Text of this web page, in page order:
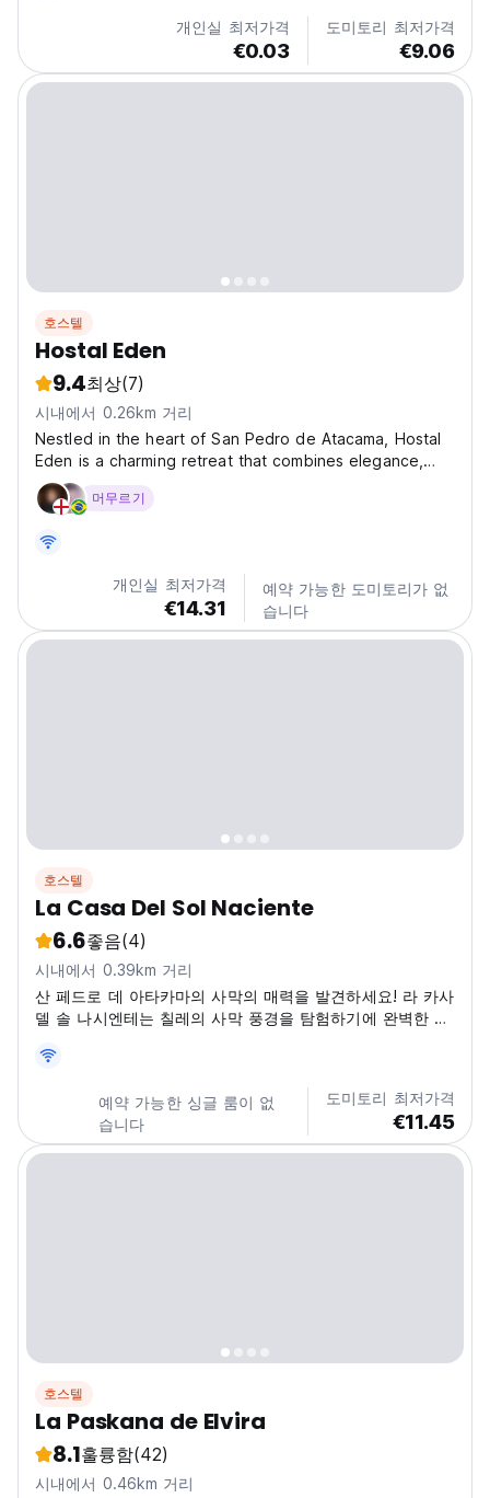
개인실 최저가격
€0.03
도미토리 최저가격
€9.06
호스텔
Hostal Eden
9.4최상(7)
시내에서 0.26km 거리
Nestled in the heart of San Pedro de Atacama, Hostal
Eden is a charming retreat that combines elegance,
comfort, and a welcoming atmosphere. Guests can
relax in the peaceful garden, soak up the sun on the
outdoor...
머무르기
개인실 최저가격
€14.31
예약 가능한 도미토리가 없
습니다
호스텔
La Casa Del Sol Naciente
6.6좋음(4)
시내에서 0.39km 거리
산 페드로 데 아타카마의 사막의 매력을 발견하세요! 라 카사
델 솔 나시엔테는 칠레의 사막 풍경을 탐험하기에 완벽한 편
language)
예약 가능한 싱글 룸이 없
습니다
도미토리 최저가격
€11.45
호스텔
La Paskana de Elvira
8.1훌륭함(42)
시내에서 0.46km 거리